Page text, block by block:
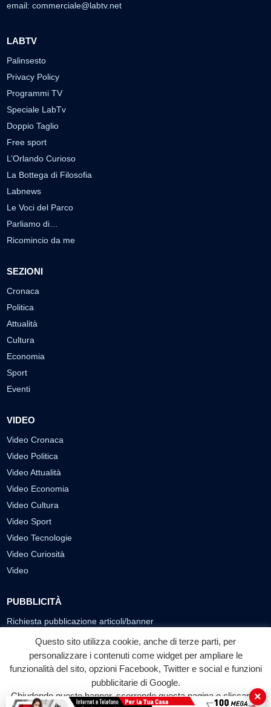
email: commerciale@labtv.net
LABTV
Palinsesto
Privacy Policy
Programmi TV
Speciale LabTv
Doppio Taglio
Free sport
L’Orlando Curioso
La Bottega di Filosofia
Labnews
Le Voci del Parco
Parliamo di…
Ricomincio da me
SEZIONI
Cronaca
Politica
Attualità
Cultura
Economia
Sport
Eventi
VIDEO
Video Cronaca
Video Politica
Video Attualità
Video Economia
Video Cultura
Video Sport
Video Tecnologie
Video Curiosità
Video
PUBBLICITÀ
Richiesta pubblicazione articoli/banner
SEGUICI SUI SOCIAL
f
Facebook
◎ ▶
YouTube
Questo sito utilizza cookie, anche di terze parti, per
personalizzare i contenuti come widget per ampliare le
funzionalità del sito, opzioni Facebook, Twitter e social e funzioni
pubblicitarie di Google.
Chiudendo questo banner, scorrendo questa pagina o cliccando
×